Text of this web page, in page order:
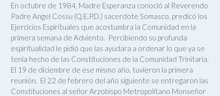
En octubre de 1984, Madre Esperanza conoció al Reverendo
Padre Angel Cossu (Q.E.P.D.) sacerdote Somasco, predicó los
Ejercicios Espirituales que acostumbra la Comunidad en la
primera semana de Adviento. Percibiendo su profunda
espiritualidad le pidió que las ayudara a ordenar lo que ya se
tenía hecho de las Constituciones de la Comunidad Trinitaria.
El 19 de diciembre de ese mismo año, tuvieron la primera
reunión. El 22 de febrero del año siguiente se entregaron las
Constituciones al señor Arzobispo Metropolitano Monseñor